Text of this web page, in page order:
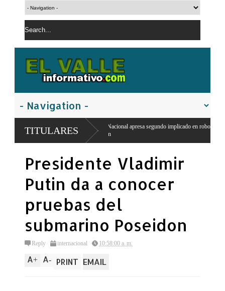
TITULARES
Policía Nacional apresa segundo implicado en robo de RD$15 mil y mercancías de
San Juan
Carolina Mejía
Presidente Vladimir
Putin da a conocer
pruebas del
submarino Poseidon
Reply internacional 10:58:00 a. m.
A+ A- PRINT EMAIL